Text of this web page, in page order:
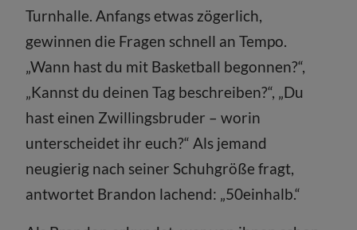
Turnhalle. Anfangs etwas zögerlich,
gewinnen die Fragen schnell an Tempo.
„Wann hast du mit Basketball begonnen?“,
„Kannst du deinen Tag beschreiben?“, „Du
hast einen Zwillingsbruder – worin
unterscheidet ihr euch?“ Als jemand
neugierig nach seiner Schuhgröße fragt,
antwortet Brandon lachend: „50einhalb.“